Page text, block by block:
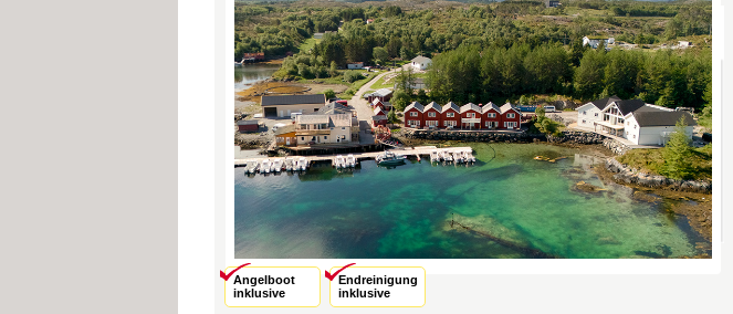
Angelboot
inklusive
Endreinigung
inklusive